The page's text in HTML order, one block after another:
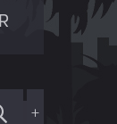
+